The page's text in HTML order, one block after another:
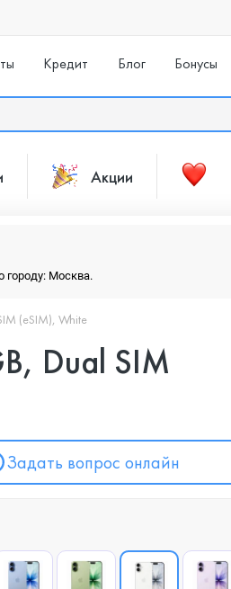
Кредит Блог Бонусы
Акции
городу: Москва.
(eSIM), White
Dual SIM
Задать вопрос онлайн